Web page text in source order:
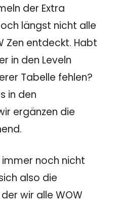
der Extra
längst nicht alle
Zen entdeckt. Habt
in den Leveln
Tabelle fehlen?
in den
ergänzen die
immer noch nicht
also die
wir alle WOW